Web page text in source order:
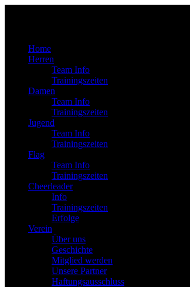
Home
Herren
Team Info
Trainingszeiten
Damen
Team Info
Trainingszeiten
Jugend
Team Info
Trainingszeiten
Flag
Team Info
Trainingszeiten
Cheerleader
Info
Trainingszeiten
Erfolge
Verein
Über uns
Geschichte
Mitglied werden
Unsere Partner
Haftungsausschluss